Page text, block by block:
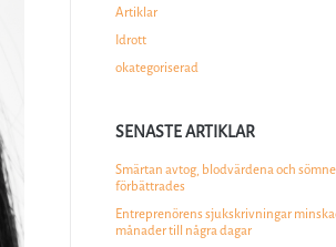
Artiklar
Idrott
okategoriserad
SENASTE ARTIKLAR
Smärtan avtog, blodvärdena och
förbättrades
Entreprenörens sjukskrivningar
månader till några dagar